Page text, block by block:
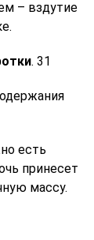
– вздутие
. 31
есть
принесет
массу.